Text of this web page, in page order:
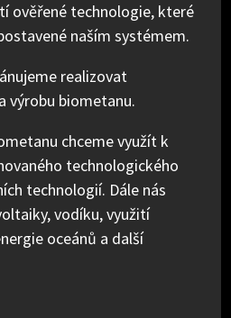
ověřené technologie, které
naším systémem.
realizovat
výrobu biometanu.
chceme využít k
technologického
technologií. Dále nás
vodíku, využití
oceánů a další